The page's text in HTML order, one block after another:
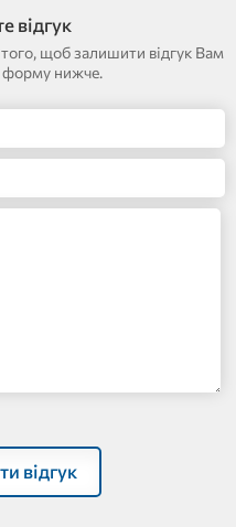
відгук
щоб залишити відгук Вам
форму нижче.
відгук